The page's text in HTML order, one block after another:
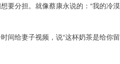
要分担。就像蔡康永说的：“我的冷
间给妻子视频，说“这杯奶茶是给你